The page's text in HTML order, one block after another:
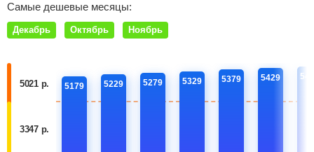
Самые дешевые месяцы:
Декабрь Октябрь Ноябрь
5021 р.
3347 р.
5179 5229 5279 5329 5379 5429